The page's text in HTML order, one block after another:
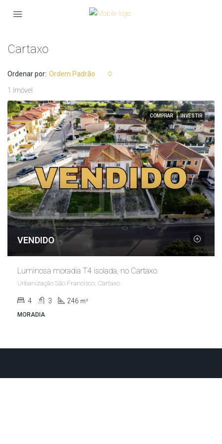
Cartaxo
1 Imóvel
Ordenar por: Ordem Padrão
COMPRAR INVESTIR
VENDIDO
Luminosa moradia T4 isolada, no Cartaxo
Urbanização São Francisco, Cartaxo
4 3 246 m²
MORADIA